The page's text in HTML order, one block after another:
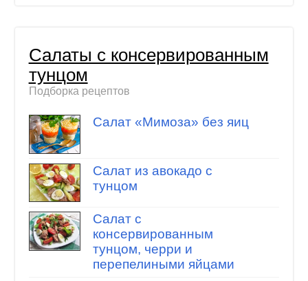
Салаты с консервированным
тунцом
Подборка рецептов
Салат «Мимоза» без яиц
Салат из авокадо с
тунцом
Салат с
консервированным
тунцом, черри и
перепелиными яйцами